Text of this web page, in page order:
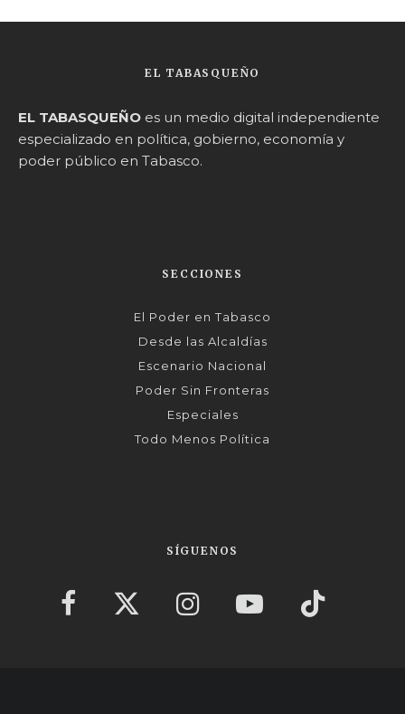
EL TABASQUEÑO
EL TABASQUEÑO es un medio digital independiente
especializado en política, gobierno, economía y
poder público en Tabasco.
SECCIONES
El Poder en Tabasco
Desde las Alcaldías
Escenario Nacional
Poder Sin Fronteras
Especiales
Todo Menos Política
SÍGUENOS